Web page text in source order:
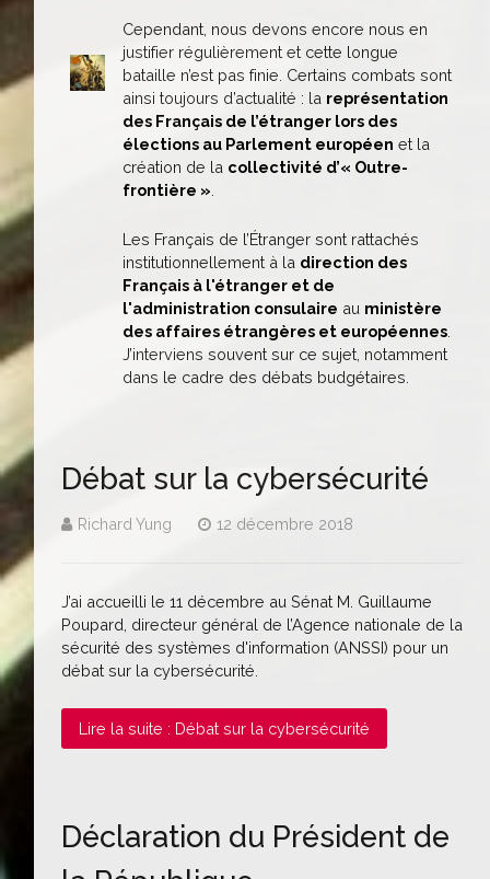
Cependant, nous devons encore nous en
justifier régulièrement et cette longue
bataille n’est pas finie. Certains combats sont
ainsi toujours d’actualité : la représentation
des Français de l’étranger lors des
élections au Parlement européen et la
création de la collectivité d’« Outre-
frontière »
Les Français de l’Étranger sont rattachés
institutionnellement à la direction des
Français à l'étranger et de
l'administration consulaire au ministère
des affaires étrangères et européennes
J’interviens souvent sur ce sujet, notamment
dans le cadre des débats budgétaires.
Débat sur la cybersécurité
Richard Yung 12 décembre 2018
J’ai accueilli le 11 décembre au Sénat M. Guillaume
Poupard, directeur général de l’Agence nationale de la
sécurité des systèmes d'information (ANSSI) pour un
débat sur la cybersécurité.
Lire la suite : Débat sur la cybersécurité
Déclaration du Président de